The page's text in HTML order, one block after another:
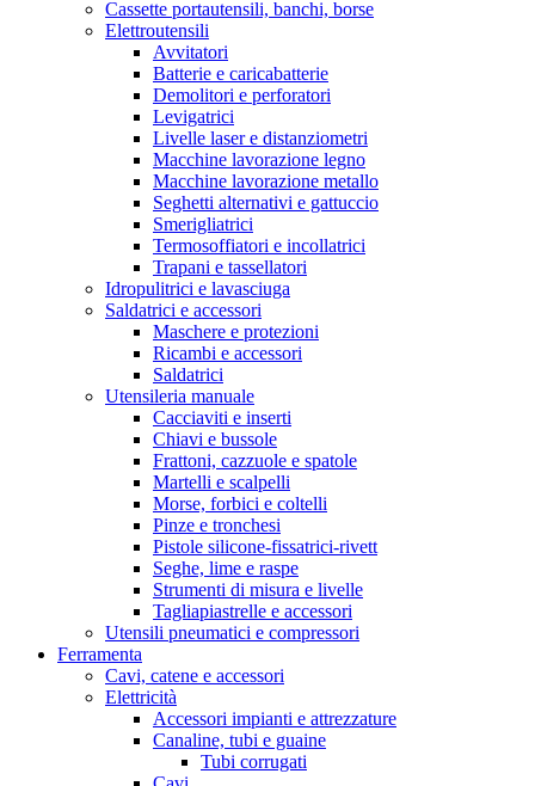
Cassette portautensili, banchi, borse
Elettroutensili
Avvitatori
Batterie e caricabatterie
Demolitori e perforatori
Levigatrici
Livelle laser e distanziometri
Macchine lavorazione legno
Macchine lavorazione metallo
Seghetti alternativi e gattuccio
Smerigliatrici
Termosoffiatori e incollatrici
Trapani e tassellatori
Idropulitrici e lavasciuga
Saldatrici e accessori
Maschere e protezioni
Ricambi e accessori
Saldatrici
Utensileria manuale
Cacciaviti e inserti
Chiavi e bussole
Frattoni, cazzuole e spatole
Martelli e scalpelli
Morse, forbici e coltelli
Pinze e tronchesi
Pistole silicone-fissatrici-rivett
Seghe, lime e raspe
Strumenti di misura e livelle
Tagliapiastrelle e accessori
Utensili pneumatici e compressori
Ferramenta
Cavi, catene e accessori
Elettricità
Accessori impianti e attrezzature
Canaline, tubi e guaine
Tubi corrugati